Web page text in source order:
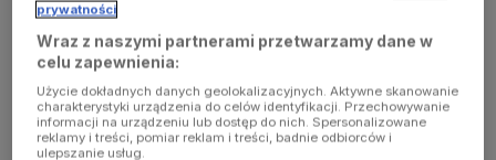
console for
more
information)
prywatności
Wraz z naszymi partnerami przetwarzamy dane w
celu zapewnienia:
Użycie dokładnych danych geolokalizacyjnych. Aktywne skanowanie
charakterystyki urządzenia do celów identyfikacji. Przechowywanie
informacji na urządzeniu lub dostęp do nich. Spersonalizowane
reklamy i treści, pomiar reklam i treści, badnie odbiorców i
ulepszanie usług.